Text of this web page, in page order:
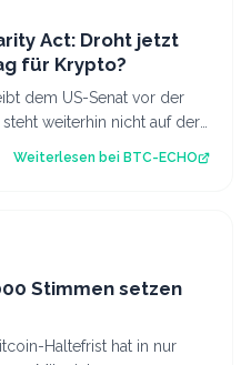
Act: Droht jetzt
für Krypto?
dem US-Senat vor der
weiterhin nicht auf der
Weiterlesen bei BTC-ECHO
Stimmen setzen
Haltefrist hat in nur